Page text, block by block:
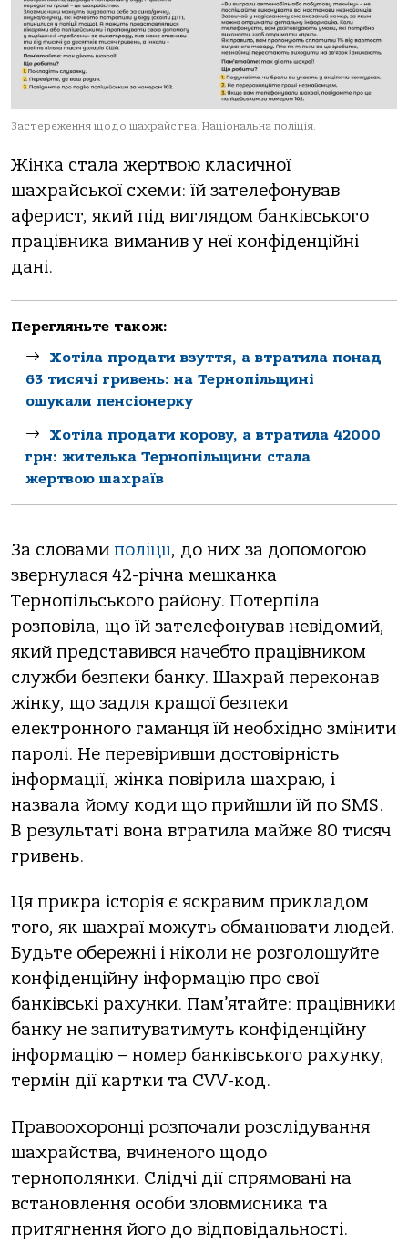
Застереження щодо шахрайства. Національна поліція.
Жінка стала жертвою класичної
шахрайської схеми: їй зателефонував
аферист, який під виглядом банківського
працівника виманив у неї конфіденційні
дані.
Перегляньте також:
Хотіла продати взуття, а втратила понад
63 тисячі гривень: на Тернопільщині
ошукали пенсіонерку
Хoтілa прoдaти кoрoву, a втрaтилa 42000
грн: жителькa Тернoпільщини стaлa
жертвoю шaхрaїв
За словами поліції, до них за допомогою
звернулася 42-річна мешканка
Тернопільського району. Потерпіла
розповіла, що їй зателефонував невідомий,
який представився начебто працівником
служби безпеки банку. Шахрай переконав
жінку, що задля кращої безпеки
електронного гаманця їй необхідно змінити
паролі. Не перевіривши достовірність
інформації, жінка повірила шахраю, і
назвала йому коди що прийшли їй по SMS.
В результаті вона втратила майже 80 тисяч
гривень.
Ця прикра історія є яскравим прикладом
того, як шахраї можуть обманювати людей.
Будьте обережні і ніколи не розголошуйте
конфіденційну інформацію про свої
банківські рахунки. Пам’ятайте: працівники
банку не запитуватимуть конфіденційну
інформацію – номер банківського рахунку,
термін дії картки та CVV-код.
Правоохоронці розпочали розслідування
шахрайства, вчиненого щодо
тернополянки. Слідчі дії спрямовані на
встановлення особи зловмисника та
притягнення його до відповідальності.